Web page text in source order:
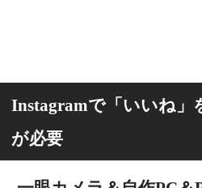
Instagramで「いいね」
が必要